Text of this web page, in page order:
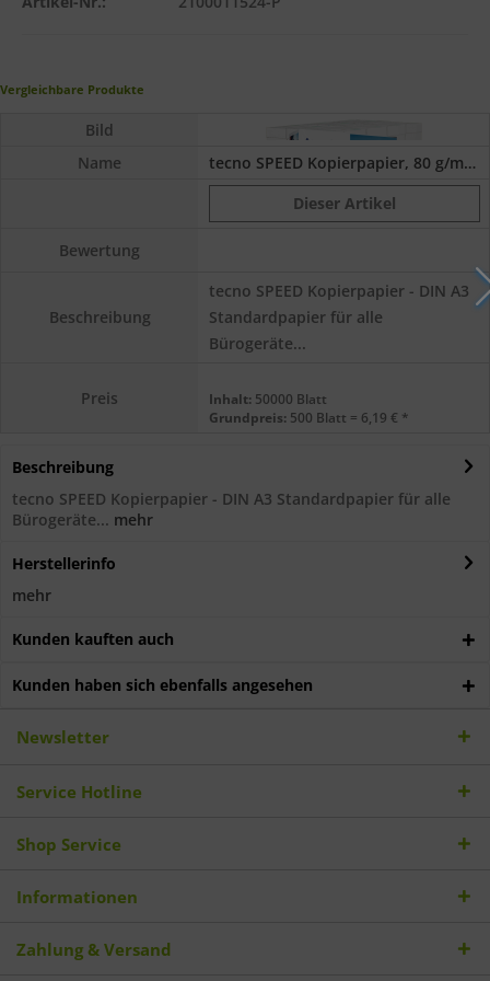
Vergleichbare Produkte
Bild
Name
tecno SPEED Kopierpapier, 80 g/m², DIN A3 -...
Dieser Artikel
Bewertung
Beschreibung
tecno SPEED Kopierpapier - DIN A3
Standardpapier für alle
Bürogeräte...
Preis Inhalt: 50000 Blatt
Grundpreis: 500 Blatt = 6,19 € *
Beschreibung
tecno SPEED Kopierpapier - DIN A3 Standardpapier für alle
Bürogeräte... mehr
Herstellerinfo
mehr
Kunden kauften auch
Kunden haben sich ebenfalls angesehen
Newsletter
Service Hotline
Shop Service
Informationen
Zahlung & Versand